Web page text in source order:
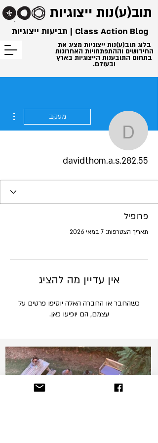
תוב(ע)נות ייצוגיות
בלוג תוב(ע)נות ייצוגיות מציג את
החידושים וההתפתחויות האחרונות
בתחום התובענות הייצוגיות בארץ
ובעולם.
Class Action Blog | תביעות ייצוגיות
מעקב
davidthom.a.s.282.55
פרופיל
תאריך הצטרפות: 7 במאי 2026
אין עדיין מה להציג
כשהחבר או החברה האלה יוסיפו פרטים על
עצמם, הם יופיעו כאן.